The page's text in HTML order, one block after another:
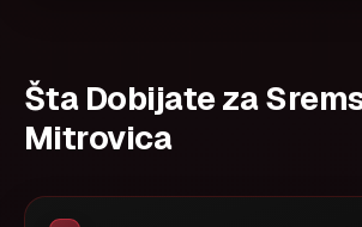
Šta Dobijate za
Mitrovica